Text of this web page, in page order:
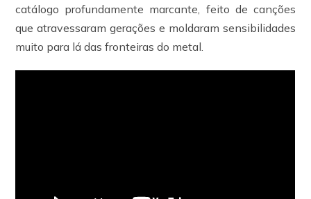
catálogo profundamente marcante, feito de canções
que atravessaram gerações e moldaram sensibilidades
muito para lá das fronteiras do metal.